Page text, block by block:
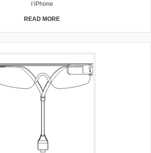
l’iPhone
READ MORE